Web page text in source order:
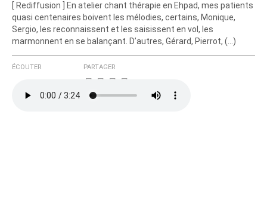
[ Rediffusion ] En atelier chant thérapie en Ehpad, mes patients
quasi centenaires boivent les mélodies, certains, Monique,
Sergio, les reconnaissent et les saisissent en vol, les
marmonnent en se balançant. D’autres, Gérard, Pierrot, (…)
ÉCOUTER PARTAGER